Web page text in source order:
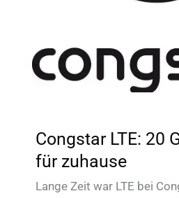
Congstar LTE: 20
für zuhause
Lange Zeit war LTE bei